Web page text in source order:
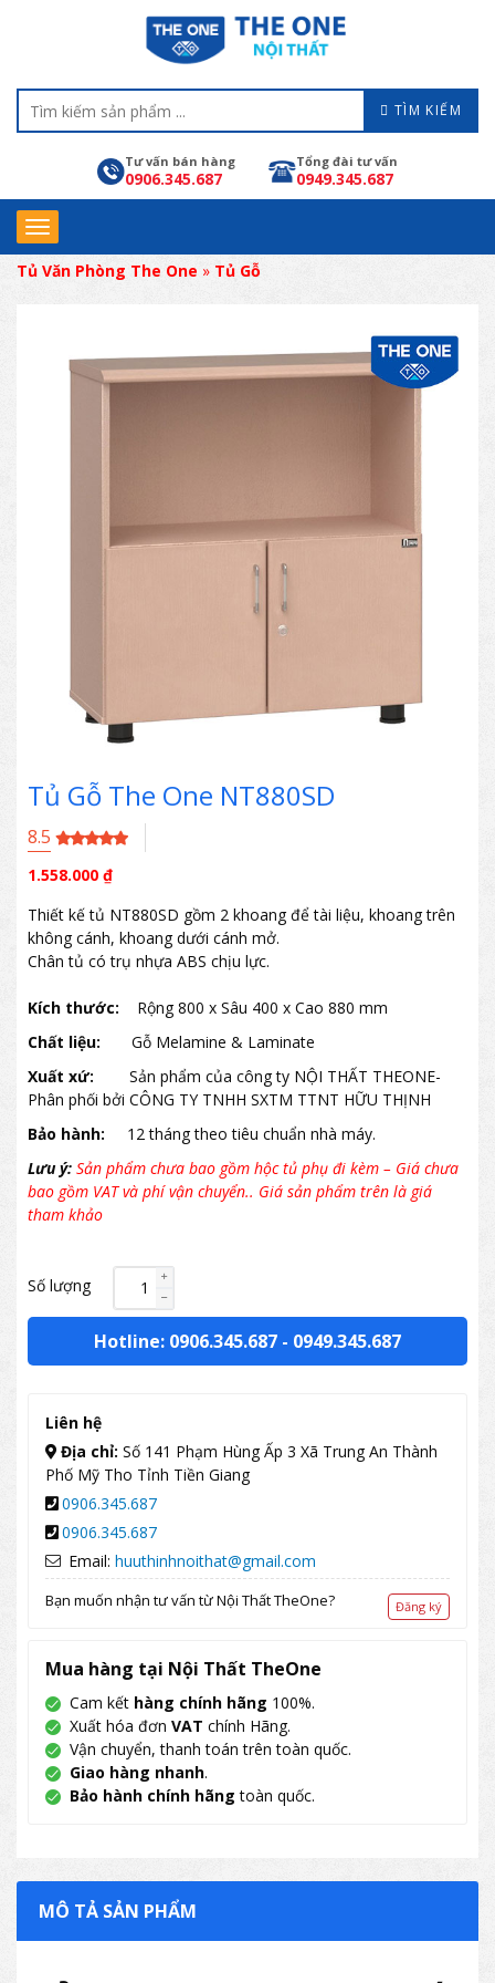
TÌM KIẾM
Tư vấn bán hàng
0906.345.687
Tổng đài tư vấn
0949.345.687
Tủ Văn Phòng The One » Tủ Gỗ
Tủ Gỗ The One NT880SD
8.5
1.558.000 ₫
Thiết kế tủ NT880SD gồm 2 khoang để tài liệu, khoang trên
không cánh, khoang dưới cánh mở.
Chân tủ có trụ nhựa ABS chịu lực.
Kích thước: Rộng 800 x Sâu 400 x Cao 880 mm
Chất liệu:
Gỗ Melamine & Laminate
Xuất xứ:
Sản phẩm của công ty NỘI THẤT THEONE-
Phân phối bởi CÔNG TY TNHH SXTM TTNT HỮU THỊNH
Bảo hành:
12 tháng theo tiêu chuẩn nhà máy.
Lưu ý: Sản phẩm chưa bao gồm hộc tủ phụ đi kèm – Giá chưa
bao gồm VAT và phí vận chuyển.. Giá sản phẩm trên là giá
tham khảo
Số lượng
Hotline: 0906.345.687 - 0949.345.687
Liên hệ
Địa chỉ: Số 141 Phạm Hùng Ấp 3 Xã Trung An Thành
Phố Mỹ Tho Tỉnh Tiền Giang
0906.345.687
0906.345.687
Email: huuthinhnoithat@gmail.com
Bạn muốn nhận tư vấn từ Nội Thất TheOne? Đăng ký
Mua hàng tại Nội Thất TheOne
Cam kết hàng chính hãng 100%.
Xuất hóa đơn VAT chính Hãng.
Vận chuyển, thanh toán trên toàn quốc.
Giao hàng nhanh.
Bảo hành chính hãng toàn quốc.
MÔ TẢ SẢN PHẨM